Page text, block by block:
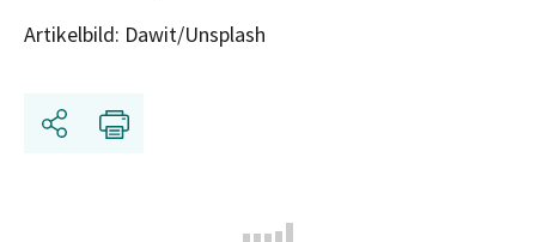
Artikelbild: Dawit/Unsplash
Share